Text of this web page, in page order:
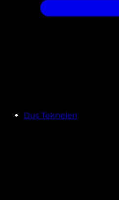
Duş Tekneleri